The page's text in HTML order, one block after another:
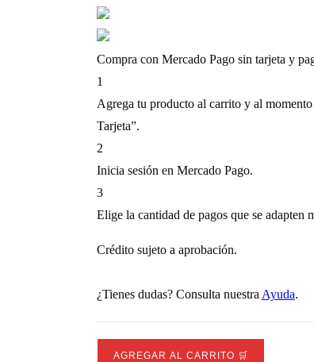
Compra con Mercado Pago sin tarjeta y
1
Agrega tu producto al carrito y al
Tarjeta”.
2
Inicia sesión en Mercado Pago.
3
Elige la cantidad de pagos que se adapten
Crédito sujeto a aprobación.
¿Tienes dudas? Consulta nuestra Ayuda.
AGREGAR AL CARRITO 🛒